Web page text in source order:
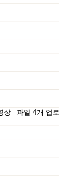
상
파일 4개 업